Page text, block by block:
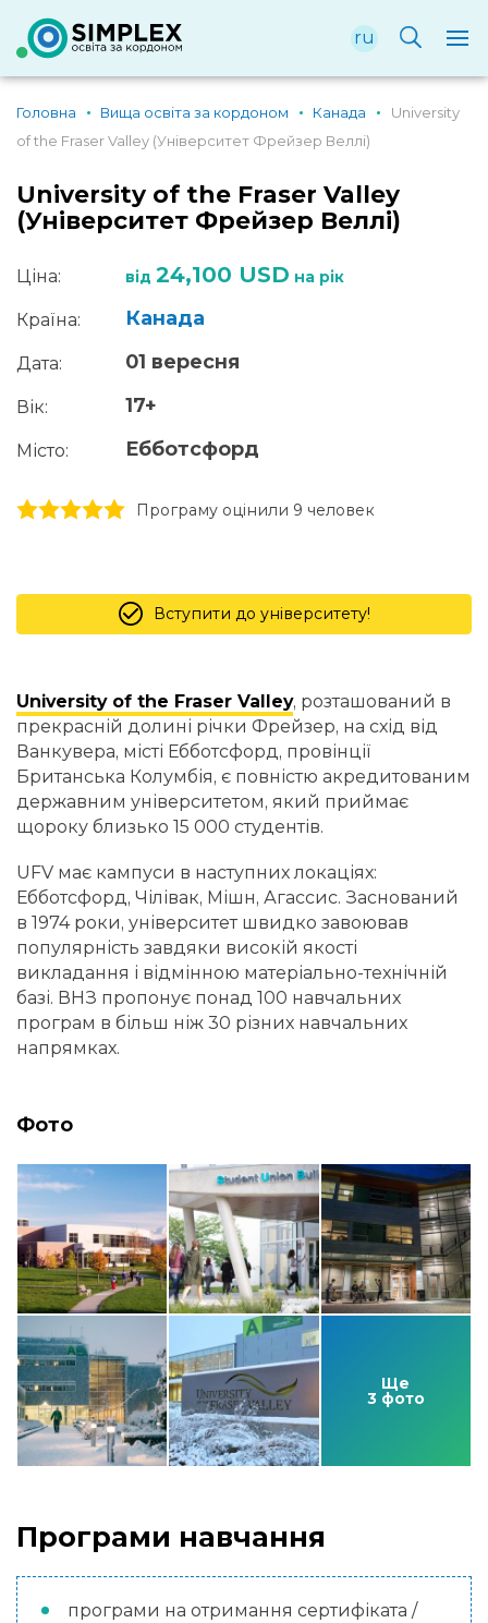
ru
Головна Вища освіта за кордоном Канада
University
of the Fraser Valley (Університет Фрейзер Веллі)
University of the Fraser Valley
(Університет Фрейзер Веллі)
Ціна: від 24,100 USD на рік
Країна: Канада
Дата: 01 вересня
Вік: 17+
Місто: Ебботсфорд
5 stars
4 stars
3 stars
2 stars
1 stars Програму оцінили 9 человек
Вступити до університету!
University of the Fraser Valley, розташований в
прекрасній долині річки Фрейзер, на схід від
Ванкувера, місті Ебботсфорд, провінції
Британська Колумбія, є повністю акредитованим
державним університетом, який приймає
щороку близько 15 000 студентів.
UFV має кампуси в наступних локаціях:
Ебботсфорд, Чілівак, Мішн, Агассис. Заснований
в 1974 роки, університет швидко завоював
популярність завдяки високій якості
викладання і відмінною матеріально-технічній
базі. ВНЗ пропонує понад 100 навчальних
програм в більш ніж 30 різних навчальних
напрямках.
Фото
Ще
3 фото
Програми навчання
програми на отримання сертифіката /